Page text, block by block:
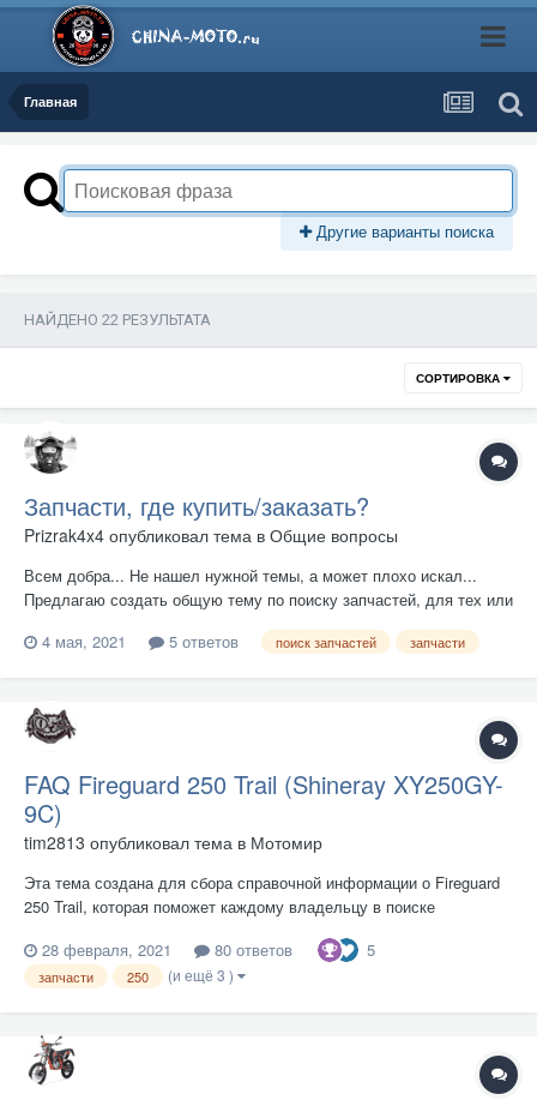
Главная
Другие варианты поиска
НАЙДЕНО 22 РЕЗУЛЬТАТА
СОРТИРОВКА
Запчасти, где купить/заказать?
Prizrak4x4 опубликовал тема в Общие вопросы
Всем добра... Не нашел нужной темы, а может плохо искал...
Предлагаю создать общую тему по поиску запчастей, для тех или
170FMM, 250сс (пока другой информации нет, буду уточнять)...
4 мая, 2021 5 ответов поиск запчастей запчасти
FAQ Fireguard 250 Trail (Shineray XY250GY-
9C)
tim2813 опубликовал тема в Мотомир
Эта тема создана для сбора справочной информации о Fireguard
250 Trail, которая поможет каждому владельцу в поиске
выкладывайте любые проверенные Вами данные, но, не дай Вам
Бог, удариться в пучину флуда и дружеских споров - для этого...
28 февраля, 2021 80 ответов 5
запчасти 250 (и ещё 3 )